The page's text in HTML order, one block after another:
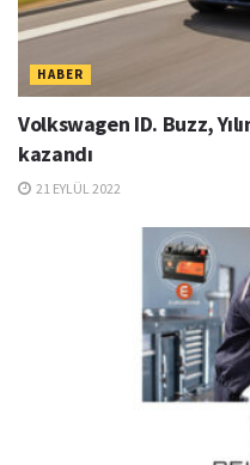
HABER
Volkswagen ID. Buzz,
kazandı
21 EYLÜL 2022